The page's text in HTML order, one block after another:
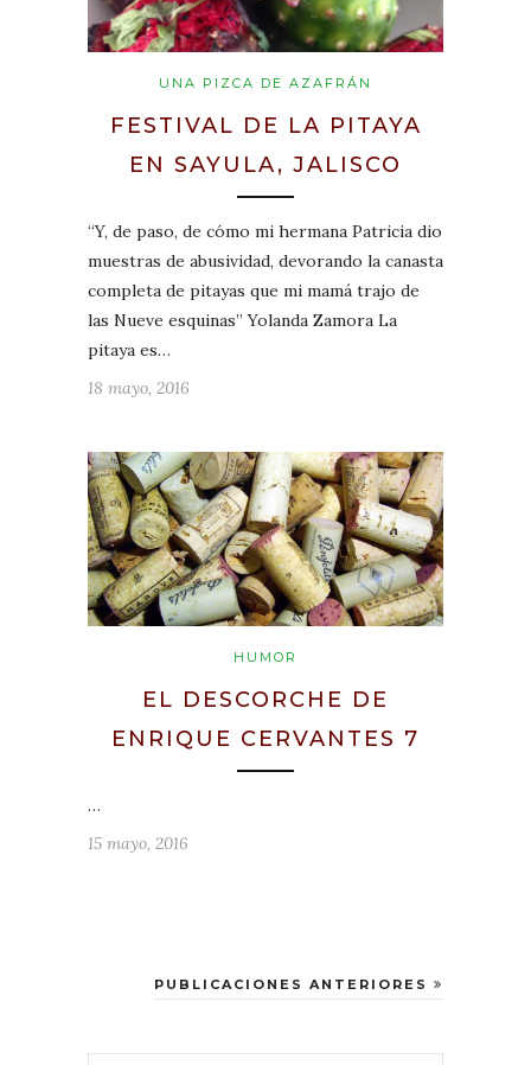
UNA PIZCA DE AZAFRÁN
FESTIVAL DE LA PITAYA
EN SAYULA, JALISCO
“Y, de paso, de cómo mi hermana Patricia dio
muestras de abusividad, devorando la canasta
completa de pitayas que mi mamá trajo de
las Nueve esquinas” Yolanda Zamora La
pitaya es…
18 mayo, 2016
HUMOR
EL DESCORCHE DE
ENRIQUE CERVANTES 7
…
15 mayo, 2016
PUBLICACIONES ANTERIORES